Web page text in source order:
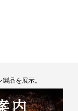
品を展示。